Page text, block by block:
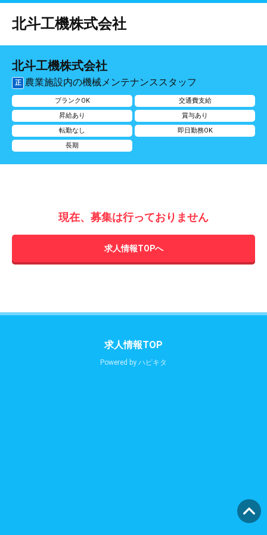
北斗工機株式会社
北斗工機株式会社
正 農業施設内の機械メンテナンススタッフ
ブランクOK
交通費支給
昇給あり
賞与あり
転勤なし
即日勤務OK
長期
現在、募集は行っておりません
求人情報TOPへ
求人情報TOP
Powered by ハピキタ